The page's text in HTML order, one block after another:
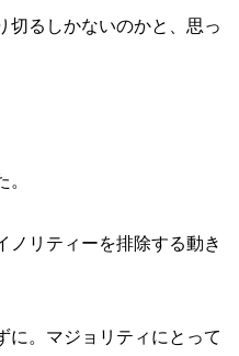
切るしかないのかと、思っ
ノリティーを排除する動き
に。マジョリティにとって